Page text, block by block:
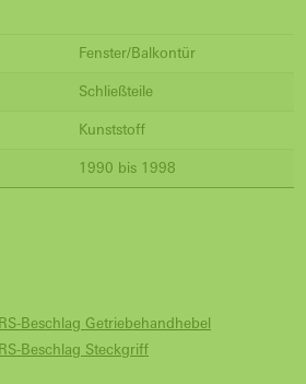
Fenster/Balkontür
Schließteile
Kunststoff
1990 bis 1998
Beschlag Getriebehandhebel
Beschlag Steckgriff